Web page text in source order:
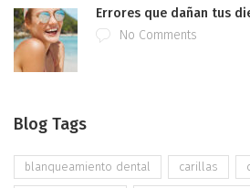
Errores que dañan tus
No Comments
Blog Tags
blanqueamiento dental carillas